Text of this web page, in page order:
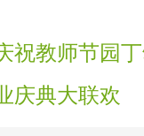
祝教师节园
庆典大联欢